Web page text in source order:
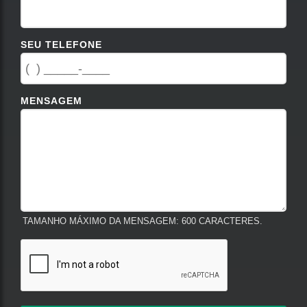
SEU TELEFONE
MENSAGEM
TAMANHO MÁXIMO DA MENSAGEM: 600 CARACTERES.